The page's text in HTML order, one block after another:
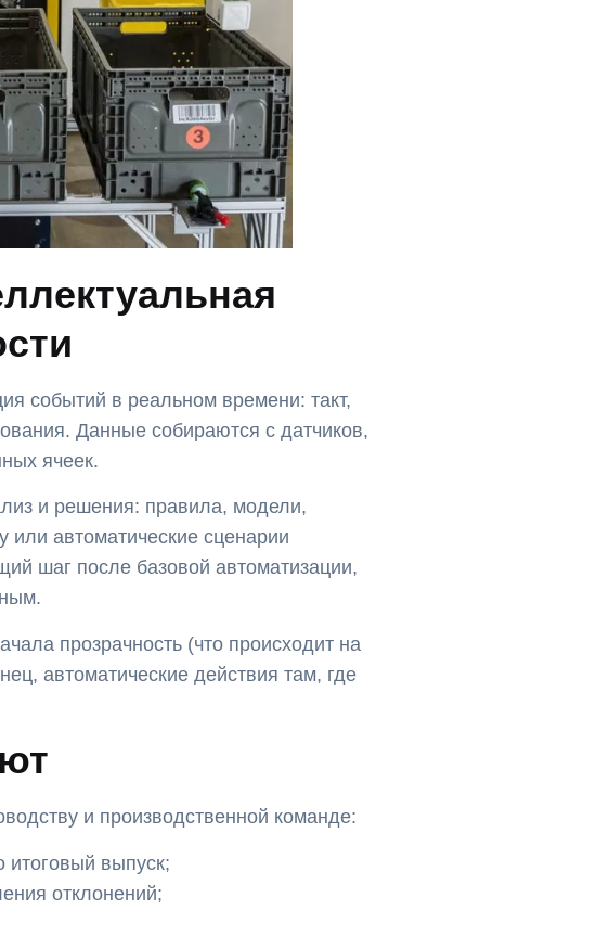
событий в реальном времени: такт,
Данные собираются с датчиков,
ячеек.
и решения: правила, модели,
или автоматические сценарии
шаг после базовой автоматизации,
прозрачность (что происходит на
автоматические действия там, где
и производственной команде:
итоговый выпуск;
отклонений;